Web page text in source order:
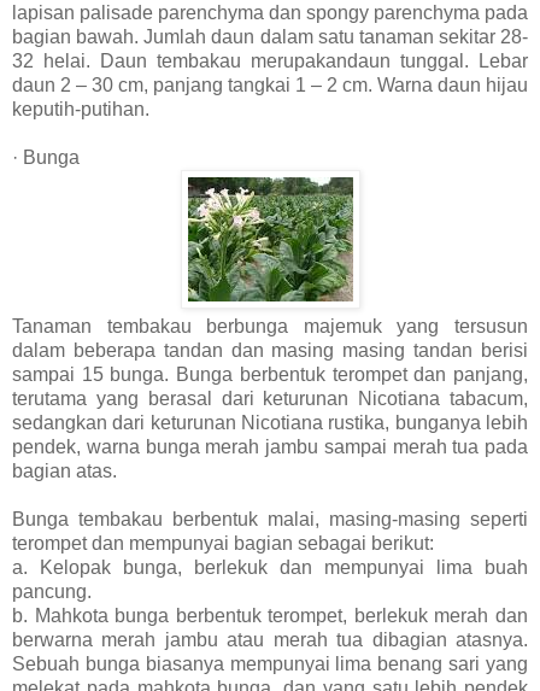
lapisan palisade parenchyma dan spongy parenchyma pada
bagian bawah. Jumlah daun dalam satu tanaman sekitar 28-
32 helai. Daun tembakau merupakandaun tunggal. Lebar
daun 2 – 30 cm, panjang tangkai 1 – 2 cm. Warna daun hijau
keputih-putihan.
· Bunga
Tanaman tembakau berbunga majemuk yang tersusun
dalam beberapa tandan dan masing masing tandan berisi
sampai 15 bunga. Bunga berbentuk terompet dan panjang,
terutama yang berasal dari keturunan Nicotiana tabacum,
sedangkan dari keturunan Nicotiana rustika, bunganya lebih
pendek, warna bunga merah jambu sampai merah tua pada
bagian atas.
Bunga tembakau berbentuk malai, masing-masing seperti
terompet dan mempunyai bagian sebagai berikut:
a. Kelopak bunga, berlekuk dan mempunyai lima buah
pancung.
b. Mahkota bunga berbentuk terompet, berlekuk merah dan
berwarna merah jambu atau merah tua dibagian atasnya.
Sebuah bunga biasanya mempunyai lima benang sari yang